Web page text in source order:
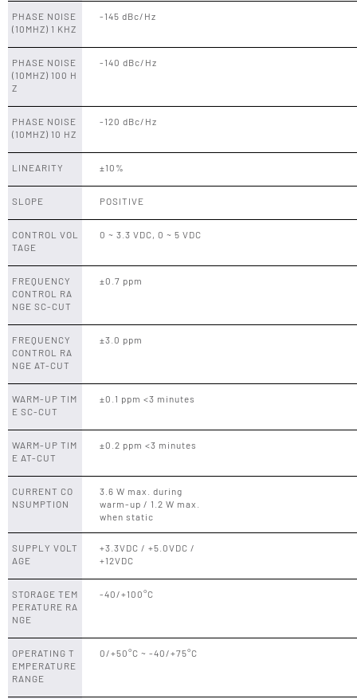
PHASE NOISE
(10MHZ) 1 KHZ
-145 dBc/Hz
PHASE NOISE
(10MHZ) 100 H
Z
-140 dBc/Hz
PHASE NOISE
(10MHZ) 10 HZ
-120 dBc/Hz
LINEARITY ±10%
SLOPE POSITIVE
CONTROL VOL
TAGE
0 ~ 3.3 VDC, 0 ~ 5 VDC
FREQUENCY
CONTROL RA
NGE SC-CUT
±0.7 ppm
FREQUENCY
CONTROL RA
NGE AT-CUT
±3.0 ppm
WARM-UP TIM
E SC-CUT
±0.1 ppm <3 minutes
WARM-UP TIM
E AT-CUT
±0.2 ppm <3 minutes
CURRENT CO
NSUMPTION
3.6 W max. during
warm-up / 1.2 W max.
when static
SUPPLY VOLT
AGE
+3.3VDC / +5.0VDC /
+12VDC
STORAGE TEM
PERATURE RA
NGE
-40/+100°C
OPERATING T
EMPERATURE
RANGE
0/+50°C ~ -40/+75°C